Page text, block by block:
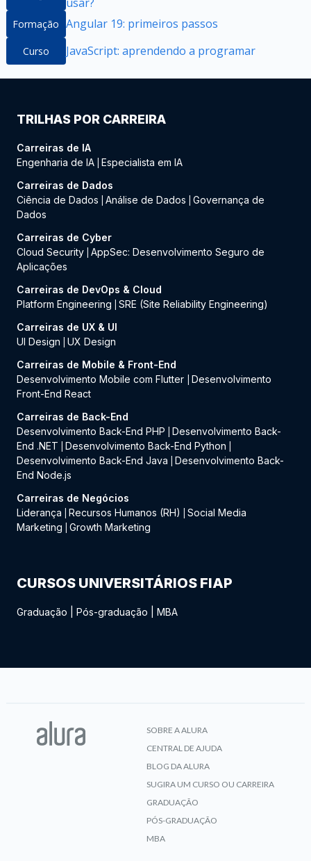
Formação Angular 19: primeiros passos
Curso JavaScript: aprendendo a programar
TRILHAS POR CARREIRA
Carreiras de IA
Engenharia de IA Especialista em IA
Carreiras de Dados
Ciência de Dados
Análise de Dados
Governança de
Dados
Carreiras de Cyber
Cloud Security AppSec: Desenvolvimento Seguro de
Aplicações
Carreiras de DevOps & Cloud
Platform Engineering
SRE (Site Reliability Engineering)
Carreiras de UX & UI
UI Design
UX Design
Carreiras de Mobile & Front-End
Desenvolvimento Mobile com Flutter
Desenvolvimento
Front-End React
Carreiras de Back-End
Desenvolvimento Back-End PHP
Desenvolvimento Back-
End .NET
Desenvolvimento Back-End Python
Desenvolvimento Back-End Java
Desenvolvimento Back-
End Node.js
Carreiras de Negócios
Liderança
Recursos Humanos (RH)
Social Media
Marketing
Growth Marketing
CURSOS UNIVERSITÁRIOS FIAP
Graduação Pós-graduação MBA
SOBRE A ALURA
CENTRAL DE AJUDA
BLOG DA ALURA
SUGIRA UM CURSO OU CARREIRA
GRADUAÇÃO
PÓS-GRADUAÇÃO
MBA